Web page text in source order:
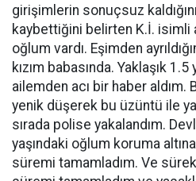
girişimlerin sonuçsuz
kaybettiğini belirten K.İ. isimli
oğlum vardı. Eşimden
kızım babasında. Yaklaşık 1.5
ailemden acı bir haber
yenik düşerek bu üzüntü ile
sırada polise yakalandım.
yaşındaki oğlum koruma altına
süremi tamamladım. Ve